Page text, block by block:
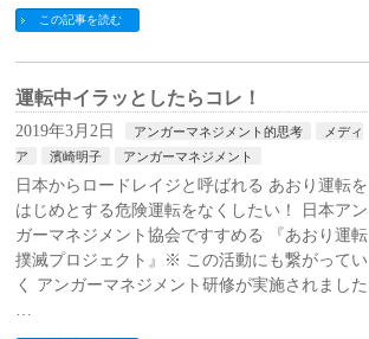
この記事を読む
運転中イラッとしたらコレ！
2019年3月2日 アンガーマネジメント的思考
メディ
ア
濱崎明子 アンガーマネジメント
日本からロードレイジと呼ばれる あおり運転を
はじめとする危険運転をなくしたい！ 日本アン
ガーマネジメント協会ですすめる 『あおり運転
撲滅プロジェクト』※ この活動にも繋がってい
く アンガーマネジメント研修が実施されました
…